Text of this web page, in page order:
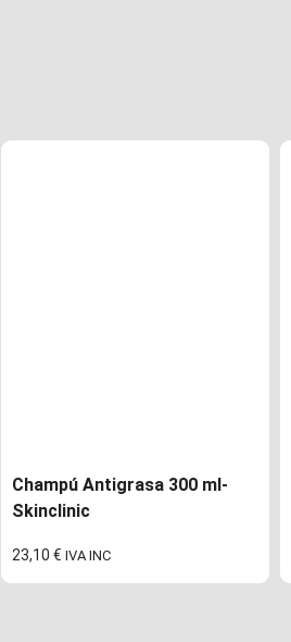
Champú Antigrasa 300 ml-
Skinclinic
23,10 € IVA INC